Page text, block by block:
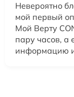
Невероятно
мой первый
Мой Верту
пару часов, а
информацию